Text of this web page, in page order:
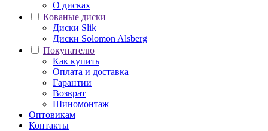
О дисках
Кованые диски
Диски Slik
Диски Solomon Alsberg
Покупателю
Как купить
Оплата и доставка
Гарантии
Возврат
Шиномонтаж
Оптовикам
Контакты